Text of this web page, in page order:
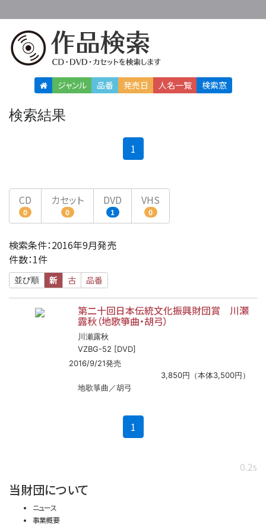
ジャンル 品番 発売日 人名一覧 検索窓
検索結果
1
CD
0
カセット
0
DVD
1
VHS
0
検索条件：2016年9月発売
件数：1件
並び順 新 古 品番
第二十回日本伝統文化振興財団賞 川瀬
露秋（地歌箏曲・胡弓）
川瀬露秋
VZBG-52 [DVD]
2016/9/21発売
3,850円（本体3,500円）
地歌箏曲／胡弓
1
0.2s
当財団について
ニュース
事業概要